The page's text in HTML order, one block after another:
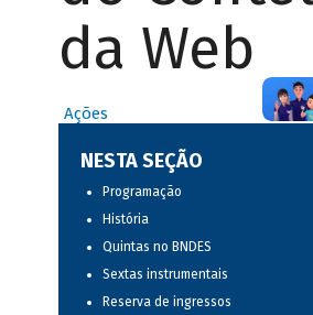
da Web
Ações
NESTA SEÇÃO
Programação
História
Quintas no BNDES
Sextas instrumentais
Reserva de ingressos